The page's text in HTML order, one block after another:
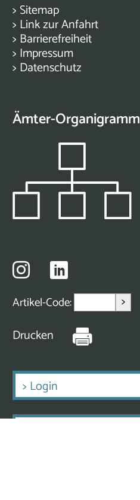
> Sitemap
> Link zur Anfahrt
> Barrierefreiheit
> Impressum
> Datenschutz
Ämter-Organigramm
Artikel-Code: >
Drucken
> Login